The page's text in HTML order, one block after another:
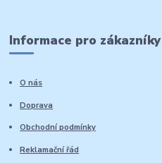
Informace pro zákazníky
O nás
Doprava
Obchodní podmínky
Reklamační řád